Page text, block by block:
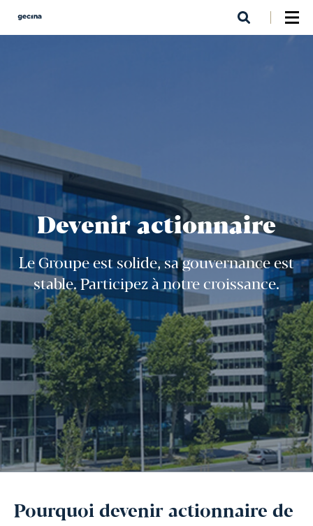
contenu
Devenir actionnaire
Le Groupe est solide, sa gouvernance est
stable. Participez à notre croissance.
Pourquoi devenir actionnaire de